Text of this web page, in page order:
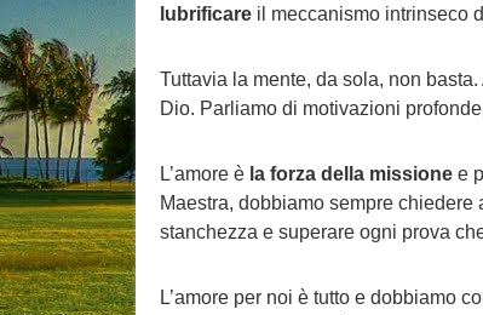
lubrificare il meccanismo intrinseco
Tuttavia la mente, da sola, non
Dio. Parliamo di motivazioni
L’amore è la forza della missione e
Maestra, dobbiamo sempre
stanchezza e superare ogni prova
L’amore per noi è tutto e dobbiamo